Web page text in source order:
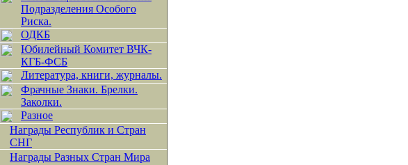
Подразделения Особого
Риска.
ОДКБ
Юбилейный Комитет ВЧК-
КГБ-ФСБ
Литература, книги, журналы.
Фрачные Знаки. Брелки.
Заколки.
Разное
Награды Республик и Стран
СНГ
Награды Разных Стран Мира